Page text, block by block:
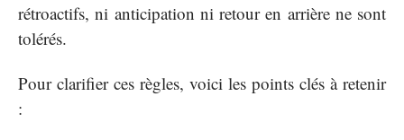
rétroactifs, ni anticipation ni retour en arrière ne sont
tolérés.
Pour clarifier ces règles, voici les points clés à retenir
: